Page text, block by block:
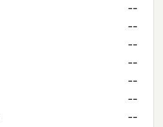
--
--
--
--
--
--
--